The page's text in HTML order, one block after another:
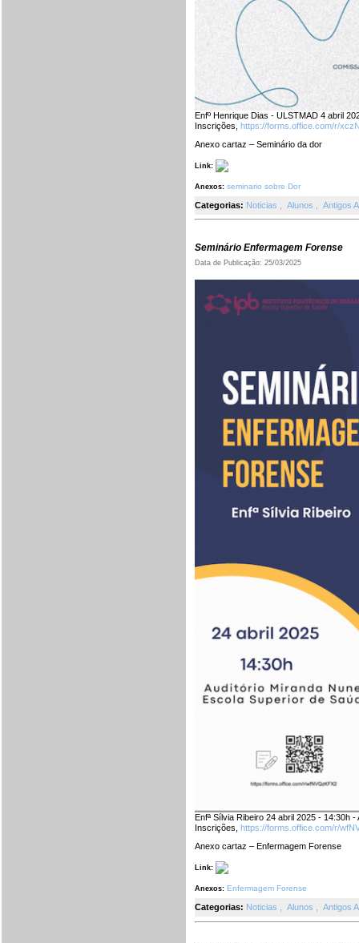
Enfº Henrique Dias - ULSTMAD 4 abril
Inscrições, https://forms.office.com/r/
Anexo cartaz – Seminário da dor
Link:
Anexos: seminario sobre Dor
Categorias: Noticias Alunos Antigos
Seminário Enfermagem Forense
Data de Publicação: 25/03/2025
Enfª Sílvia Ribeiro 24 abril 2025 - 14:30h
Inscrições, https://forms.office.com/r/
Anexo cartaz – Enfermagem Forense
Link:
Anexos: Enfermagem Forense
Categorias: Noticias Alunos Antigos